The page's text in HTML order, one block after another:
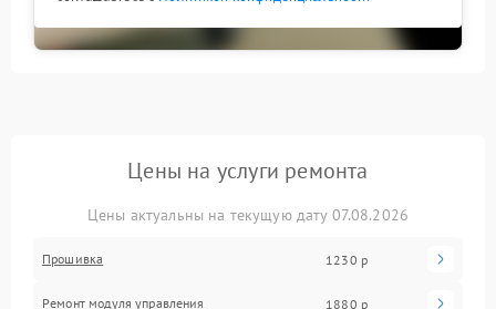
Цены на услуги ремонта
Цены актуальны на текущую дату 07.08.2026
Прошивка 1230 р
Ремонт модуля управления 1880 р